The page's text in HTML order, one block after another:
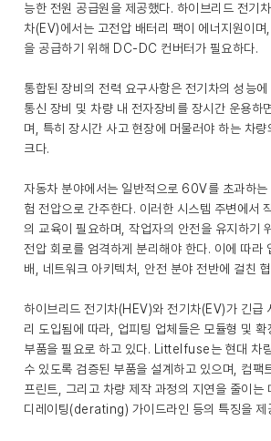
능한 전원 공급원을 제공했다. 하이브리드 전기
차(EV)에서는 고전압 배터리 팩이 에너지원이며
을 공급하기 위해 DC-DC 컨버터가 필요하다.
통합된 장비의 전력 요구사항은 전기차의 성능에
통신 장비 및 차량 내 전자장비를 장시간 운용하
며, 특히 장시간 사고 현장에 머물러야 하는 차
크다.
자동차 분야에서는 일반적으로 60V를 초과하는
험 전압으로 간주한다. 이러한 시스템 주변에서
의 교육이 필요하며, 작업자의 안전을 유지하기
전압 회로를 엄격하게 분리해야 한다. 이에 따라
배, 네트워크 아키텍처, 안전 분야 전반에 걸친
하이브리드 전기차(HEV)와 전기차(EV)가 긴급
리 도입됨에 따라, 업피팅 업체들은 모듈형 및
부품을 필요로 하고 있다. Littelfuse는 현대 차
수 있도록 검증된 부품을 설계하고 있으며, 컴팩
프린트, 그리고 차량 제작 과정의 지연을 줄이는
디레이팅(derating) 가이드라인 등의 특징을 제